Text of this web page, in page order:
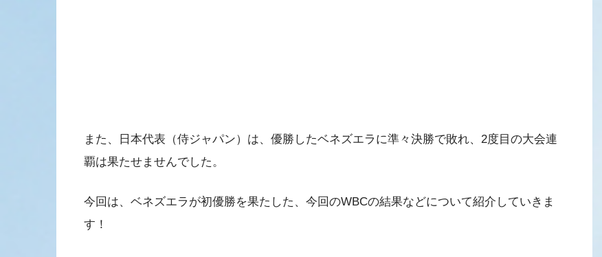
また、日本代表（侍ジャパン）は、優勝したベネズエラに準々決勝で敗れ、2度目の大会連
覇は果たせませんでした。
今回は、ベネズエラが初優勝を果たした、今回のWBCの結果などについて紹介していきま
す！